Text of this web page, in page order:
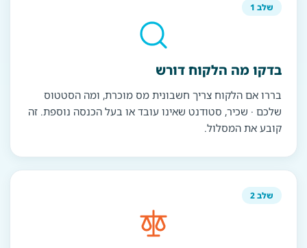
שלב 1
בדקו מה הלקוח דורש
בררו אם הלקוח צריך חשבונית מס מוכרת, ומה הסטטוס
שלכם · שכיר, סטודנט שאינו עובד או בעל הכנסה נוספת. זה
קובע את המסלול.
שלב 2